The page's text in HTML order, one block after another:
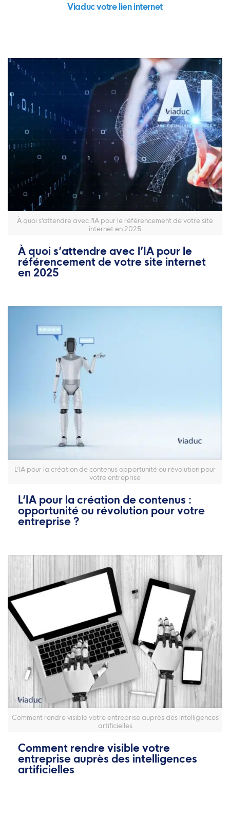
Viaduc votre lien internet
À quoi s'attendre avec l'IA pour le référencement de votre site
internet en 2025
À quoi s’attendre avec l’IA pour le
référencement de votre site internet
en 2025
L’IA pour la création de contenus opportunité ou révolution pour
votre entreprise
L’IA pour la création de contenus :
opportunité ou révolution pour votre
entreprise ?
Comment rendre visible votre entreprise auprès des intelligences
artificielles
Comment rendre visible votre
entreprise auprès des intelligences
artificielles